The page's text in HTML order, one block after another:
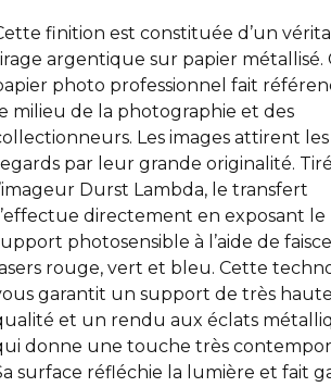
finition est constituée d’un
argentique sur papier métallisé.
photo professionnel fait
milieu de la photographie et des
Les images attirent les
par leur grande originalité.
Durst Lambda, le transfert
directement en exposant le
photosensible à l’aide de
rouge, vert et bleu. Cette
garantit un support de très haute
et un rendu aux éclats
donne une touche très
surface réfléchie la lumière et fait